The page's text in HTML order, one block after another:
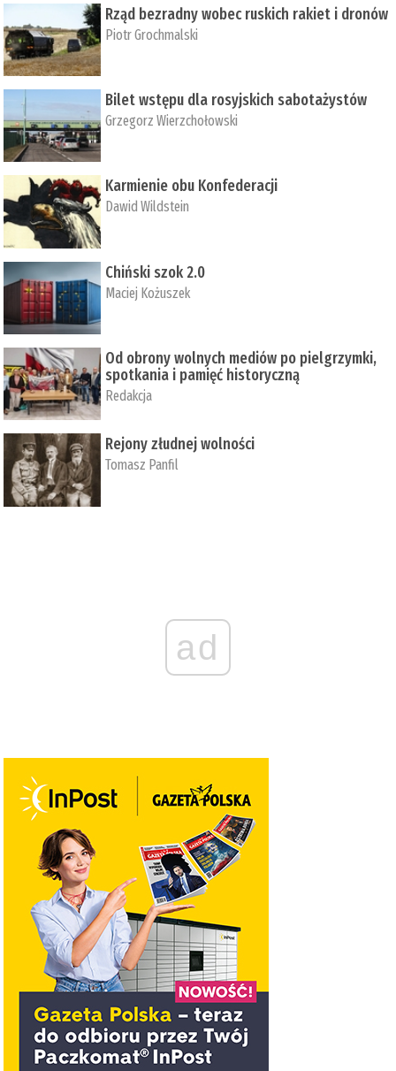
Rząd bezradny wobec ruskich rakiet i dronów
Piotr Grochmalski
Bilet wstępu dla rosyjskich sabotażystów
Grzegorz Wierzchołowski
Karmienie obu Konfederacji
Dawid Wildstein
Chiński szok 2.0
Maciej Kożuszek
Od obrony wolnych mediów po pielgrzymki,
spotkania i pamięć historyczną
Redakcja
Rejony złudnej wolności
Tomasz Panfil
ad